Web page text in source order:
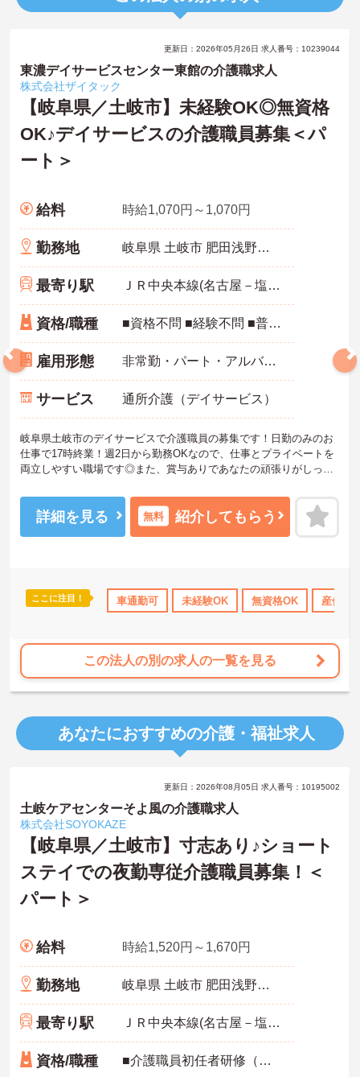
日110日以上 産休･育休･介護休暇取得実績あり ボーナス・賞与あ
更新日：2026年05月26日 求人番号：10239044
東濃デイサービスセンター東館の介護職求人
株式会社ザイタック
【岐阜県／土岐市】未経験OK◎無資格
OK♪デイサービスの介護職員募集＜パ
ート＞
給料 時給1,070円～1,070円
勤務地 岐阜県 土岐市 肥田浅野朝日町2-5-1
最寄り駅 ＪＲ中央本線(名古屋－塩尻)「土岐市駅」徒歩22分
資格/職種 ■資格不問 ■経験不問 ■普通自動車運転免許必須
雇用形態 非常勤・パート・アルバイト
サービス 通所介護（デイサービス）
岐阜県土岐市のデイサービスで介護職員の募集です！日勤のみのお
仕事で17時終業！週2日から勤務OKなので、仕事とプライベートを
両立しやすい職場です◎また、賞与ありであなたの頑張りがしっか
すので、お気軽にご連絡ください！
詳細を見る 無料 紹介してもらう
ここに注目！ 車通勤可 未経験OK 無資格OK 産休･
この法人の別の求人の一覧を見る
あなたにおすすめの介護・福祉求人
更新日：2026年08月05日 求人番号：10195002
土岐ケアセンターそよ風の介護職求人
株式会社SOYOKAZE
【岐阜県／土岐市】寸志あり♪ショート
ステイでの夜勤専従介護職員募集！＜
パート＞
給料 時給1,520円～1,670円
勤務地 岐阜県 土岐市 肥田浅野元町2-16
最寄り駅 ＪＲ中央本線(名古屋－塩尻)「土岐市駅」バス・車5分
資格/職種 ■介護職員初任者研修（ヘルパー2級）以上：あれば尚可 ■経験必須 ■無資格可